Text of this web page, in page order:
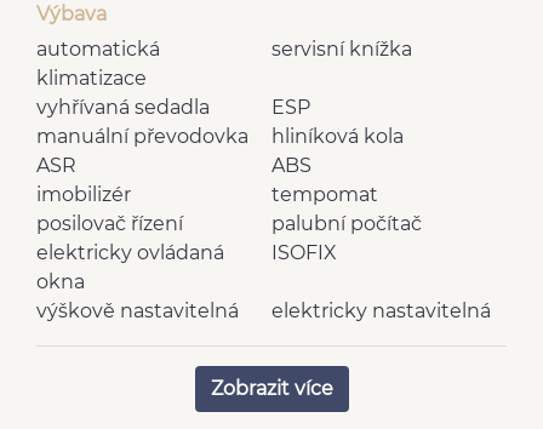
Výbava
servisní knížka
automatická
klimatizace
ESP
vyhřívaná sedadla
hliníková kola
manuální převodovka
ABS
ASR
tempomat
imobilizér
palubní počítač
posilovač řízení
ISOFIX
elektricky ovládaná
okna
elektricky nastavitelná
výškově nastavitelná
denní svícení
senzor stěračů
multifunkční volantZobrazit více